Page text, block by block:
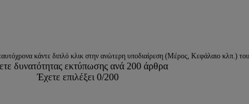
κάντε διπλό κλικ στην ανώτερη υποδιαίρεση (Μέρος, Κεφάλαιο κλπ.)
δυνατότητας εκτύπωσης ανά 200 άρθρα
Έχετε επιλέξει 0/200